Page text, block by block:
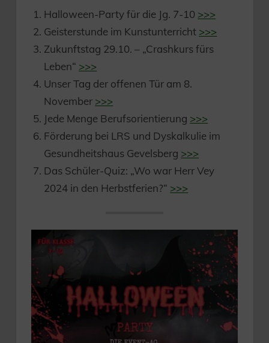
Halloween-Party für die Jg. 7-10 >>>
Geisterstunde im Kunstunterricht >>>
Zukunftstag 29.10. – „Crashkurs fürs
Leben“ >>>
Unser Tag der offenen Tür am 8.
November >>>
Jede Menge Berufsorientierung >>>
Förderung bei LRS und Dyskalkulie im
Gesundheitshaus Gevelsberg >>>
Das Schüler-Quiz: „Wo war Herr Vey
2024 in den Herbstferien?“ >>>